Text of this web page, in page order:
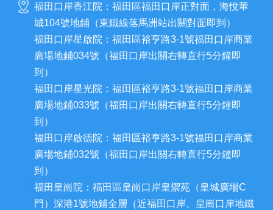
福田口岸香江院：福田區福田口岸正對面，海悅華
城104號地鋪（東鐵線落馬洲站出關對面即到）
福田口岸星啟院：福田區裕亨路3-1號福田口岸商業
廣場地鋪034號（福田口岸出關右轉直行5分鐘即
到）
福田口岸星光院：福田區裕亨路3-1號福田口岸商業
廣場地鋪033號（福田口岸出關右轉直行5分鐘即
到）
福田口岸啟德院：福田區裕亨路3-1號福田口岸商業
廣場地鋪032號（福田口岸出關右轉直行5分鐘即
到）
福田皇崗院：福田區皇崗口岸皇禦苑（皇城廣場C
門）深港1號地鋪全層（近福田口岸、皇崗口岸地鐵